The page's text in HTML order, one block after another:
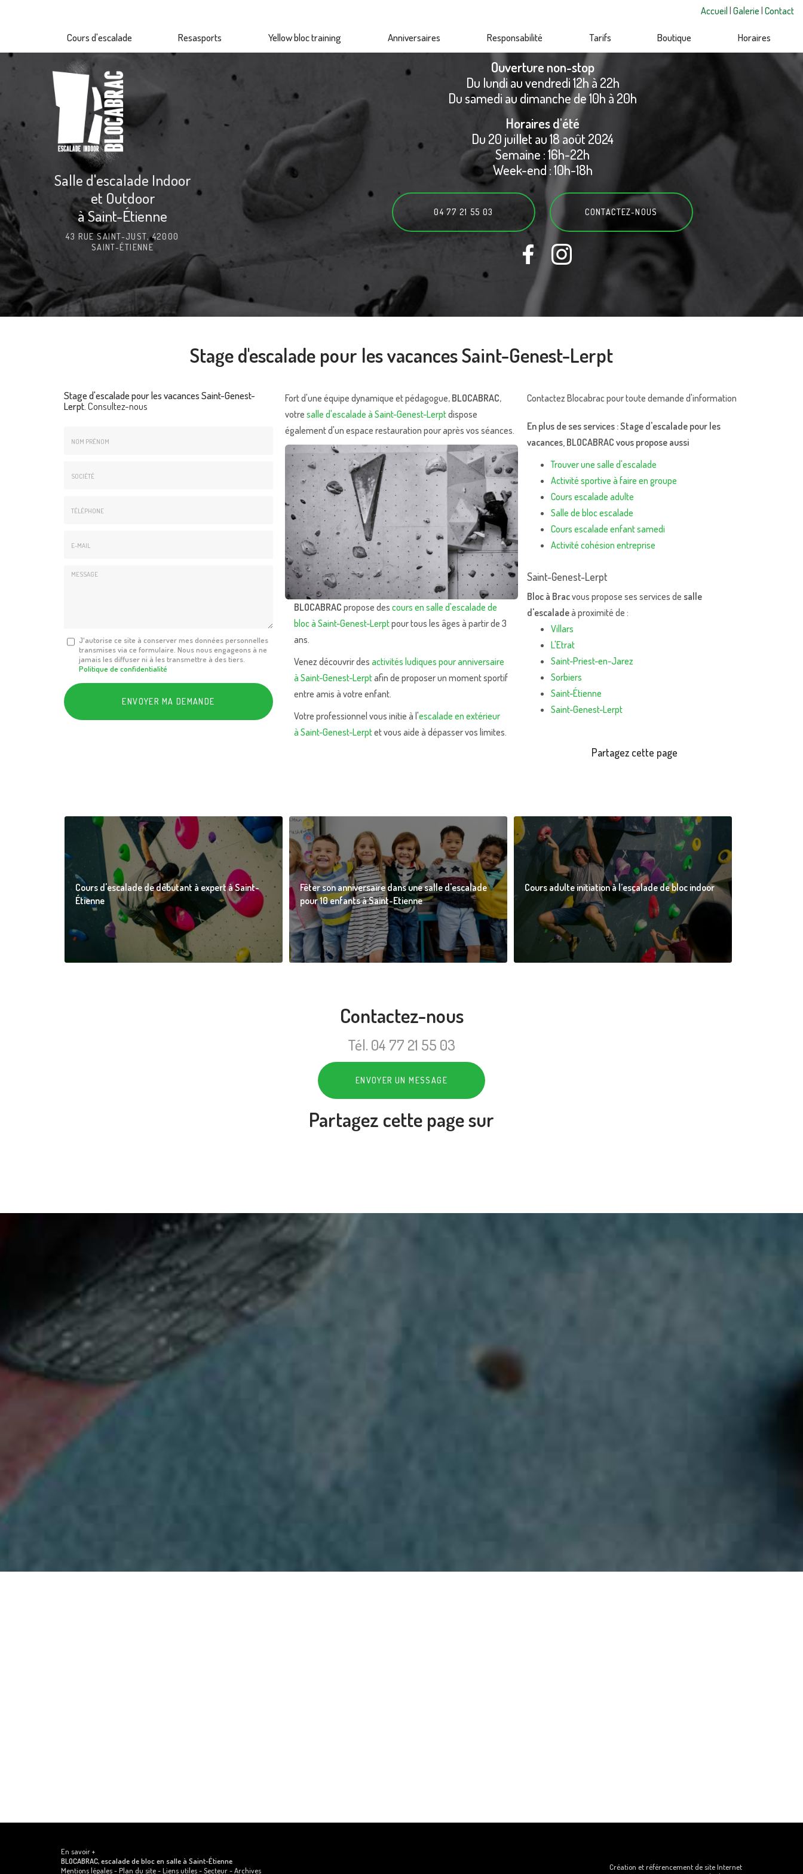
principal
Accueil Galerie Contact
Cours d'escalade Resasports Yellow bloc training Anniversaires Responsabilité Tarifs Boutique Horaires
Salle d'escalade Indoor
et Outdoor
à Saint-Étienne
43 RUE SAINT-JUST, 42000
SAINT-ÉTIENNE
Ouverture non-stop
Du lundi au vendredi 12h à 22h
Du samedi au dimanche de 10h à 20h
Horaires d'été
Du 20 juillet au 18 août 2024
Semaine : 16h-22h
Week-end : 10h-18h
04 77 21 55 03 CONTACTEZ-NOUS
Stage d'escalade pour les vacances Saint-Genest-Lerpt
Stage d'escalade pour les vacances Saint-Genest-
Lerpt.Consultez-nous
MessageJ'autorise ce site à conserver mes données personnelles
transmises via ce formulaire. Nous nous engageons à ne
jamais les diffuser ni à les transmettre à des tiers.
Politique de confidentialité
Acceptation
RGPD
ENVOYER MA DEMANDE
Fort d'une équipe dynamique et pédagogue, BLOCABRAC,
votre salle d'escalade à Saint-Genest-Lerptdispose
également d'un espace restauration pour après vos séances.
BLOCABRAC propose des cours en salle d'escalade de
bloc à Saint-Genest-Lerptpour tous les âges à partir de 3
ans.
Venez découvrir des activités ludiques pour anniversaire
à Saint-Genest-Lerptafin de proposer un moment sportif
entre amis à votre enfant.
Votre professionnel vous initie à l'escalade en extérieur
à Saint-Genest-Lerptet vous aide à dépasser vos limites.
Contactez Blocabrac pour toute demande d'information
En plus de ses services :Stage d'escalade pour les
vacances, BLOCABRAC vous propose aussi
Trouver une salle d'escalade
Activité sportive à faire en groupe
Cours escalade adulte
Salle de bloc escalade
Cours escalade enfant samedi
Activité cohésion entreprise
Saint-Genest-Lerpt
Bloc à Bracvous propose ses services de salle
d'escaladeà proximité de :
Villars
L'Etrat
Saint-Priest-en-Jarez
Sorbiers
Saint-Étienne
Saint-Genest-Lerpt
Cours d'escalade de débutant à expert à Saint-
Étienne
Fêter son anniversaire dans une salle d'escalade
pour 10 enfants à Saint-Etienne
Cours adulte initiation à l’escalade de bloc indoor
Contactez-nous
Tél. 04 77 21 55 03
ENVOYER UN MESSAGE
Partagez cette page sur
En savoir +
BLOCABRAC, escalade de bloc en salleà Saint-Étienne
Mentions légales-Plan du site-Liens utiles-Secteur-Archives
Création et référencement de site Internet